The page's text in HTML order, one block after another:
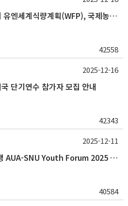
(~12/31) 2026년 상반기 유엔세계식량계획(WFP), 국제농업개발기금(IFAD) 및 유엔아동기금(UNICEF) 인턴십 프로그램 참가자 모집
42558
단기연수 참가자 모집 안내
42343
2025-12-16
(~12/30) 아시아대학연맹 AUA-SNU Youth Forum 2025 참가자 선발 안내
40584
2025-12-11